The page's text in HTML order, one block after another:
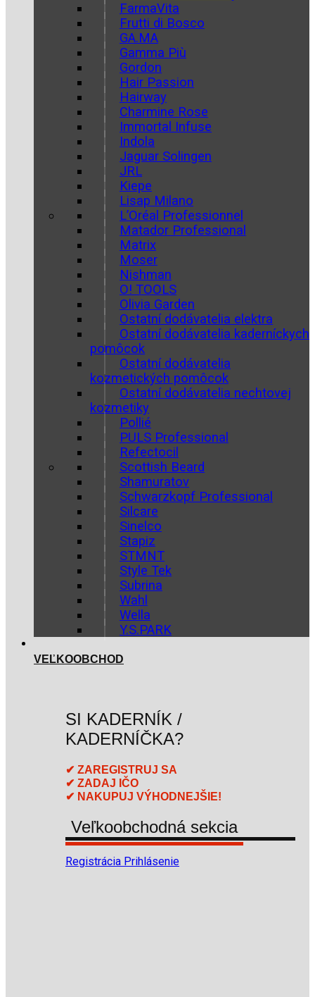
FarmaVita
Frutti di Bosco
GA.MA
Gamma Più
Gordon
Hair Passion
Hairway
Charmine Rose
Immortal Infuse
Indola
Jaguar Solingen
JRL
Kiepe
Lisap Milano
L’Oréal Professionnel
Matador Professional
Matrix
Moser
Nishman
O! TOOLS
Olivia Garden
Ostatní dodávatelia elektra
Ostatní dodávatelia kaderníckych
pomôcok
Ostatní dodávatelia
kozmetických pomôcok
Ostatní dodávatelia nechtovej
kozmetiky
Pollié
PULS Professional
Refectocil
Scottish Beard
Shamuratov
Schwarzkopf Professional
Silcare
Sinelco
Stapiz
STMNT
Style Tek
Subrina
Wahl
Wella
Y.S.PARK
VEĽKOOBCHOD
SI KADERNÍK /
KADERNÍČKA?
✔ ZAREGISTRUJ SA
✔ ZADAJ IČO
✔ NAKUPUJ VÝHODNEJŠIE!
Veľkoobchodná sekcia
Registrácia Prihlásenie